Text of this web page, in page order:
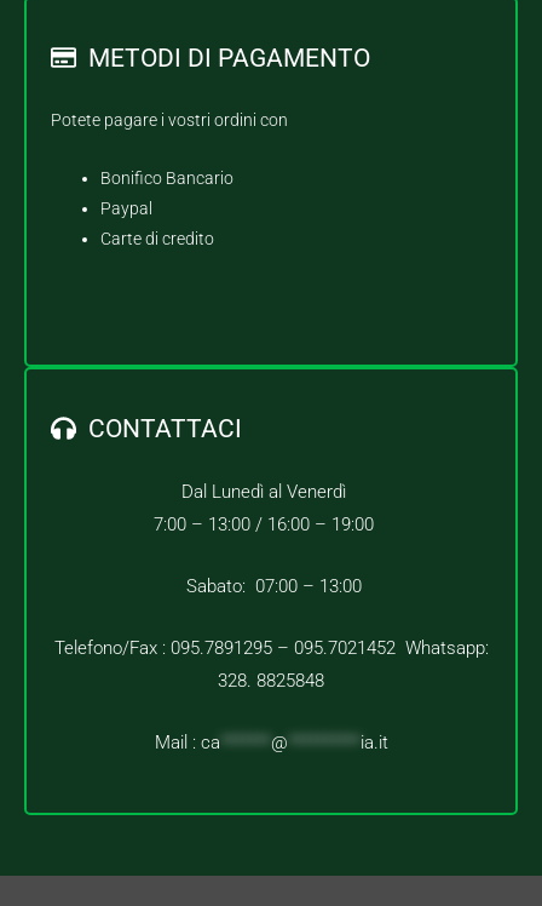
METODI DI PAGAMENTO
Potete pagare i vostri ordini con
Bonifico Bancario
Paypal
Carte di credito
CONTATTACI
Dal Lunedì al Venerdì
7:00 – 13:00 / 16:00 – 19:00
Sabato: 07:00 – 13:00
Telefono/Fax : 095.7891295 – 095.7021452 Whatsapp:
328. 8825848
Mail : ca @ ia.it